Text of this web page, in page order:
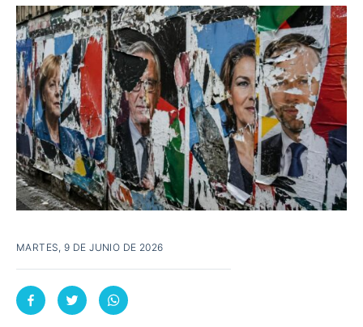
MARTES, 9 DE JUNIO DE 2026